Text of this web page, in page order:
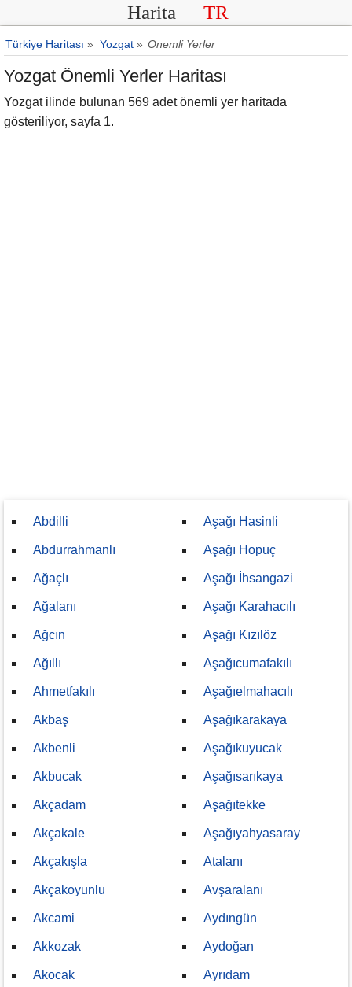
Harita TR
Türkiye Haritası » Yozgat » Önemli Yerler
Yozgat Önemli Yerler Haritası
Yozgat ilinde bulunan 569 adet önemli yer haritada
gösteriliyor, sayfa 1.
Abdilli
Abdurrahmanlı
Ağaçlı
Ağalanı
Ağcın
Ağıllı
Ahmetfakılı
Akbaş
Akbenli
Akbucak
Akçadam
Akçakale
Akçakışla
Akçakoyunlu
Akcami
Akkozak
Akocak
Aşağı Hasinli
Aşağı Hopuç
Aşağı İhsangazi
Aşağı Karahacılı
Aşağı Kızılöz
Aşağıcumafakılı
Aşağıelmahacılı
Aşağıkarakaya
Aşağıkuyucak
Aşağısarıkaya
Aşağıtekke
Aşağıyahyasaray
Atalanı
Avşaralanı
Aydıngün
Aydoğan
Ayrıdam